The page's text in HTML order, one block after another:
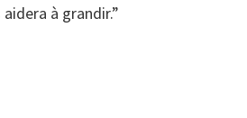
à grandir.”